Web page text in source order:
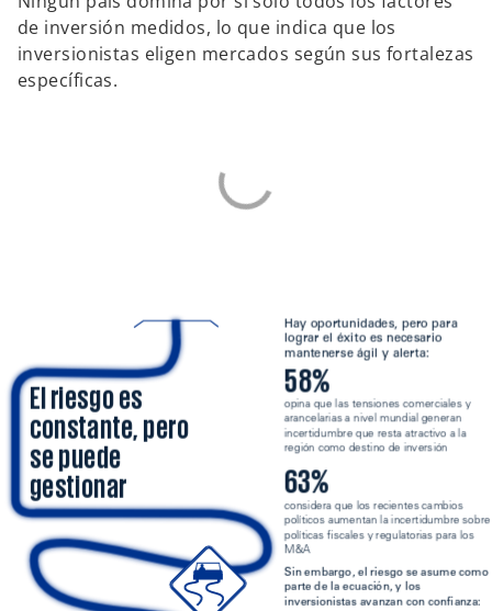
de inversión medidos, lo que indica que los
inversionistas eligen mercados según sus fortalezas
específicas.